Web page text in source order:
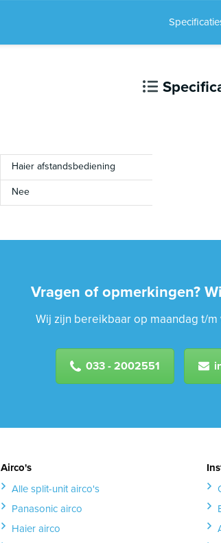
Haier afstandsbediening
Nee
Vragen of opmerkingen?
Wij zijn bereikbaar op maandag t/m
033 - 2002551
Airco's
Alle split-unit airco's
Panasonic airco
Haier airco